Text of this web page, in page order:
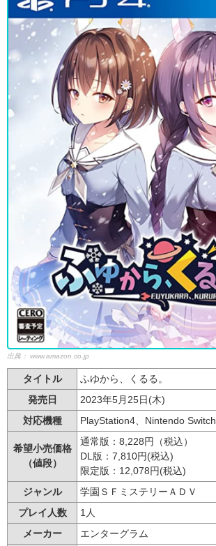
出典： www.amazon.co.jp
タイトル
ふゆから、くるる。
発売日
2023年5月25日(木)
対応機種
PlayStation4、Nintendo Switch
希望小売価格
（値段）
通常版：8,228円（税込）
DL版：7,810円(税込)
限定版：12,078円(税込)
ジャンル
学園ＳＦミステリーＡＤＶ
プレイ人数
1人
メーカー
エンターグラム